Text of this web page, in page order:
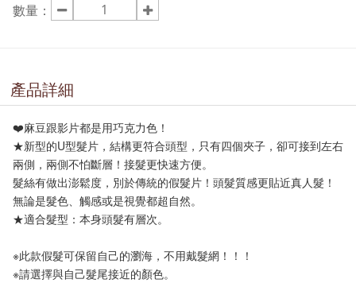
數量：
產品詳細
❤️麻豆跟影片都是用巧克力色！
★新型的U型髮片，結構更符合頭型，只有四個夾子，卻可接到左右
兩側，兩側不怕斷層！接髮更快速方便。
髮絲有做出澎鬆度，別於傳統的假髮片！頭髮質感更貼近真人髮！
無論是髮色、觸感或是視覺都超自然。
★適合髮型：本身頭髮有層次。
※此款假髮可保留自己的瀏海，不用戴髮網！！！
※請選擇與自己髮尾接近的顏色。